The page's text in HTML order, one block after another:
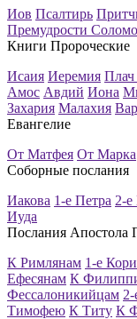
Иов Псалтирь
Премудрости
Книги Пророческие
Исаия Иеремия
Амос Авдий Иона
Захария Малахия
Евангелие
От Матфея От Марка
Соборные послания
Иакова 1-е Петра 2-е
Иуда
Послания Апостола
К Римлянам 1-е
Ефесянам К
Фессалоникийцам
Тимофею К Титу К